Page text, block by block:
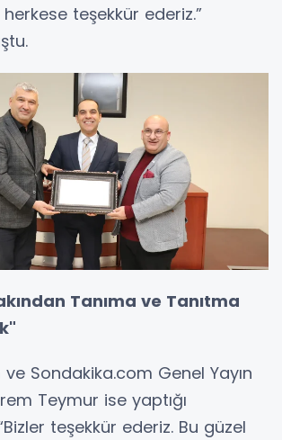
teşekkür ederiz.”
Tanıma ve Tanıtma
Sondakika.com Genel Yayın
Teymur ise yaptığı
teşekkür ederiz. Bu güzel